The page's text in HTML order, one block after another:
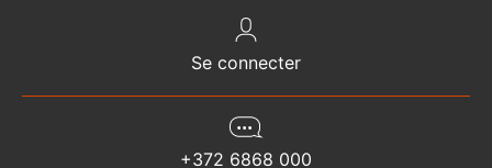
Se connecter
+372 6868 000